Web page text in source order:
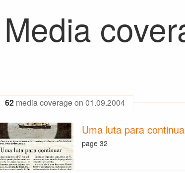
Media
62 media coverage on 01.09.2004
Uma luta para
page 32